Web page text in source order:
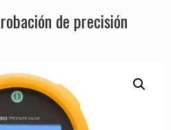
de precisión